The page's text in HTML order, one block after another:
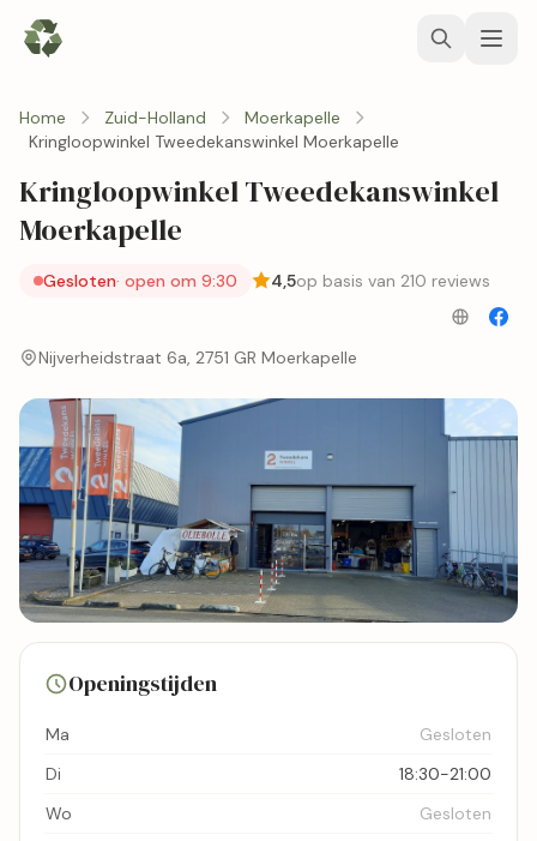
Home Zuid-Holland
Moerkapelle
Kringloopwinkel Tweedekanswinkel Moerkapelle
Kringloopwinkel Tweedekanswinkel
Moerkapelle
Gesloten· open om 9:30 4,5op basis van 210 reviews
Nijverheidstraat 6a, 2751 GR Moerkapelle
Bekijk kaart
Openingstijden
Ma
Gesloten
Di
18:30-21:00
Wo
Gesloten